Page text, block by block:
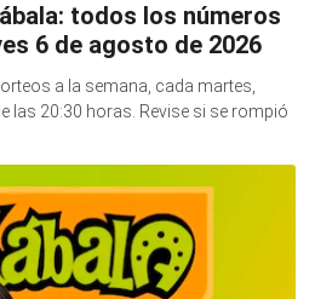
todos los números
6 de agosto de 2026
a la semana, cada martes,
las 20:30 horas. Revise si se rompió